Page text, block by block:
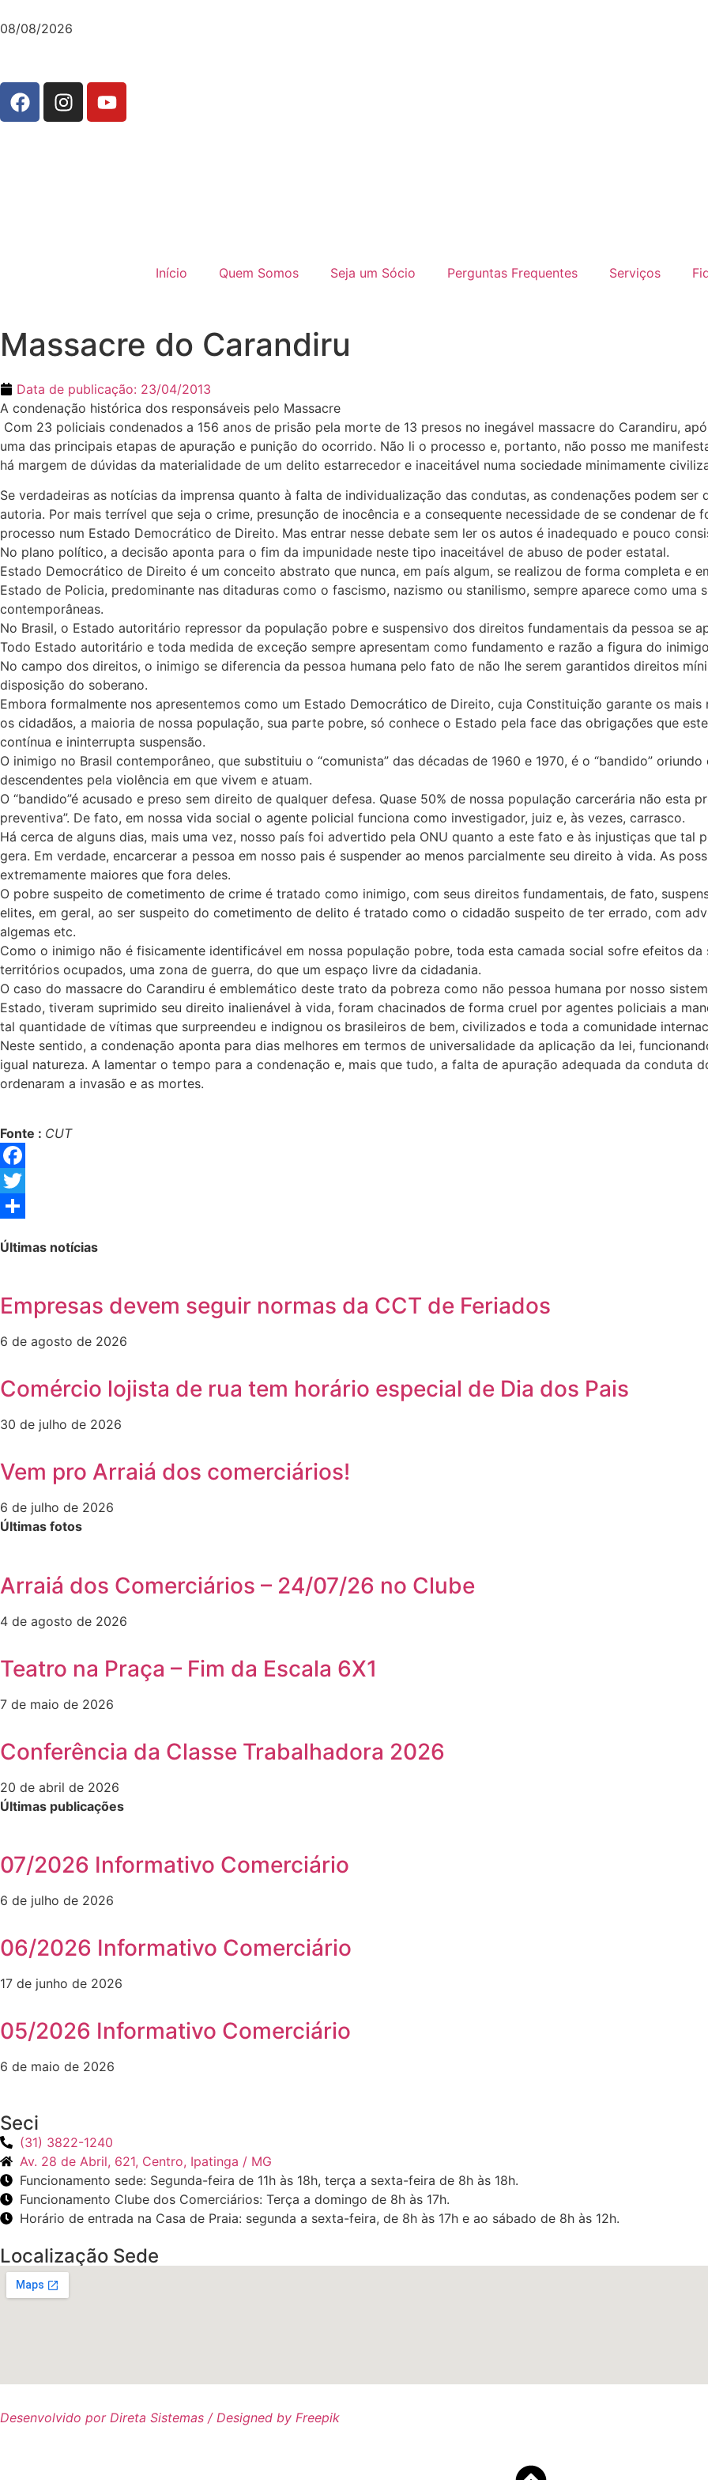
08/08/2026
Início Quem Somos Seja um Sócio Perguntas Frequentes Serviços
Massacre do Carandiru
Data de publicação: 23/04/2013
A condenação histórica dos responsáveis pelo Massacre
Com 23 policiais condenados a 156 anos de prisão pela morte de 13 presos no inegável massacre do Carandiru,
uma das principais etapas de apuração e punição do ocorrido. Não li o processo e, portanto, não posso me
há margem de dúvidas da materialidade de um delito estarrecedor e inaceitável numa sociedade minimamente
Se verdadeiras as notícias da imprensa quanto à falta de individualização das condutas, as condenações podem
autoria. Por mais terrível que seja o crime, presunção de inocência e a consequente necessidade de se condenar de
processo num Estado Democrático de Direito. Mas entrar nesse debate sem ler os autos é inadequado e pouco
No plano político, a decisão aponta para o fim da impunidade neste tipo inaceitável de abuso de poder estatal.
Estado Democrático de Direito é um conceito abstrato que nunca, em país algum, se realizou de forma completa e
Estado de Policia, predominante nas ditaduras como o fascismo, nazismo ou stanilismo, sempre aparece como uma
contemporâneas.
No Brasil, o Estado autoritário repressor da população pobre e suspensivo dos direitos fundamentais da pessoa se
Todo Estado autoritário e toda medida de exceção sempre apresentam como fundamento e razão a figura do
No campo dos direitos, o inimigo se diferencia da pessoa humana pelo fato de não lhe serem garantidos direitos
disposição do soberano.
Embora formalmente nos apresentemos como um Estado Democrático de Direito, cuja Constituição garante os
os cidadãos, a maioria de nossa população, sua parte pobre, só conhece o Estado pela face das obrigações que
contínua e ininterrupta suspensão.
O inimigo no Brasil contemporâneo, que substituiu o “comunista” das décadas de 1960 e 1970, é o “bandido”
descendentes pela violência em que vivem e atuam.
O “bandido”é acusado e preso sem direito de qualquer defesa. Quase 50% de nossa população carcerária não esta
preventiva”. De fato, em nossa vida social o agente policial funciona como investigador, juiz e, às vezes, carrasco.
Há cerca de alguns dias, mais uma vez, nosso país foi advertido pela ONU quanto a este fato e às injustiças que
gera. Em verdade, encarcerar a pessoa em nosso pais é suspender ao menos parcialmente seu direito à vida. As
extremamente maiores que fora deles.
O pobre suspeito de cometimento de crime é tratado como inimigo, com seus direitos fundamentais, de fato,
elites, em geral, ao ser suspeito do cometimento de delito é tratado como o cidadão suspeito de ter errado, com
algemas etc.
Como o inimigo não é fisicamente identificável em nossa população pobre, toda esta camada social sofre efeitos
territórios ocupados, uma zona de guerra, do que um espaço livre da cidadania.
O caso do massacre do Carandiru é emblemático deste trato da pobreza como não pessoa humana por nosso
Estado, tiveram suprimido seu direito inalienável à vida, foram chacinados de forma cruel por agentes policiais a
tal quantidade de vítimas que surpreendeu e indignou os brasileiros de bem, civilizados e toda a comunidade
Neste sentido, a condenação aponta para dias melhores em termos de universalidade da aplicação da lei,
igual natureza. A lamentar o tempo para a condenação e, mais que tudo, a falta de apuração adequada da conduta
ordenaram a invasão e as mortes.
Fonte : CUT
Facebook
Twitter
Últimas notícias
Empresas devem seguir normas da CCT de Feriados
6 de agosto de 2026
Comércio lojista de rua tem horário especial de Dia dos Pais
30 de julho de 2026
Vem pro Arraiá dos comerciários!
6 de julho de 2026
Últimas fotos
Arraiá dos Comerciários – 24/07/26 no Clube
4 de agosto de 2026
Teatro na Praça – Fim da Escala 6X1
7 de maio de 2026
Conferência da Classe Trabalhadora 2026
20 de abril de 2026
Últimas publicações
07/2026 Informativo Comerciário
6 de julho de 2026
06/2026 Informativo Comerciário
17 de junho de 2026
05/2026 Informativo Comerciário
6 de maio de 2026
Seci
(31) 3822-1240
Av. 28 de Abril, 621, Centro, Ipatinga / MG
Funcionamento sede: Segunda-feira de 11h às 18h, terça a sexta-feira de 8h às 18h.
Funcionamento Clube dos Comerciários: Terça a domingo de 8h às 17h.
Horário de entrada na Casa de Praia: segunda a sexta-feira, de 8h às 17h e ao sábado de 8h às 12h.
Localização Sede
Desenvolvido por Direta Sistemas / Designed by Freepik